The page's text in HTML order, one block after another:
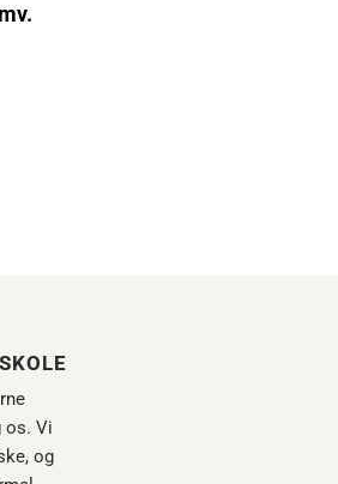
os. Vi
og